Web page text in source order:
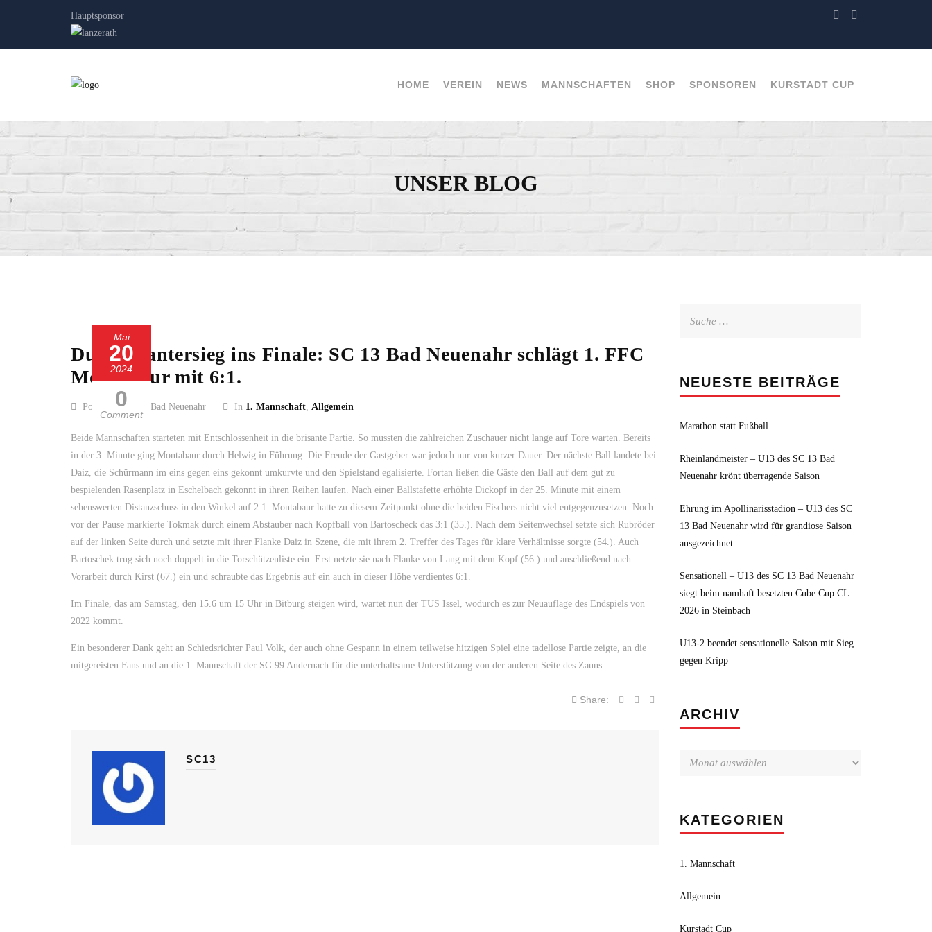
Hauptsponsor
HOME VEREIN NEWS MANNSCHAFTEN SHOP SPONSOREN KURSTADT CUP
UNSER BLOG
Mai
20
2024
0
Comment
Durch Kantersieg ins Finale: SC 13 Bad Neuenahr schlägt 1. FFC
Montabaur mit 6:1.
Posted by SC 13 Bad Neuenahr In 1. Mannschaft, Allgemein
Beide Mannschaften starteten mit Entschlossenheit in die brisante Partie. So mussten die zahlreichen Zuschauer nicht lange auf Tore warten. Bereits
in der 3. Minute ging Montabaur durch Helwig in Führung. Die Freude der Gastgeber war jedoch nur von kurzer Dauer. Der nächste Ball landete bei
Daiz, die Schürmann im eins gegen eins gekonnt umkurvte und den Spielstand egalisierte. Fortan ließen die Gäste den Ball auf dem gut zu
bespielenden Rasenplatz in Eschelbach gekonnt in ihren Reihen laufen. Nach einer Ballstafette erhöhte Dickopf in der 25. Minute mit einem
sehenswerten Distanzschuss in den Winkel auf 2:1. Montabaur hatte zu diesem Zeitpunkt ohne die beiden Fischers nicht viel entgegenzusetzen. Noch
vor der Pause markierte Tokmak durch einem Abstauber nach Kopfball von Bartoscheck das 3:1 (35.). Nach dem Seitenwechsel setzte sich Rubröder
auf der linken Seite durch und setzte mit ihrer Flanke Daiz in Szene, die mit ihrem 2. Treffer des Tages für klare Verhältnisse sorgte (54.). Auch
Bartoschek trug sich noch doppelt in die Torschützenliste ein. Erst netzte sie nach Flanke von Lang mit dem Kopf (56.) und anschließend nach
Vorarbeit durch Kirst (67.) ein und schraubte das Ergebnis auf ein auch in dieser Höhe verdientes 6:1.
Im Finale, das am Samstag, den 15.6 um 15 Uhr in Bitburg steigen wird, wartet nun der TUS Issel, wodurch es zur Neuauflage des Endspiels von
2022 kommt.
Ein besonderer Dank geht an Schiedsrichter Paul Volk, der auch ohne Gespann in einem teilweise hitzigen Spiel eine tadellose Partie zeigte, an die
mitgereisten Fans und an die 1. Mannschaft der SG 99 Andernach für die unterhaltsame Unterstützung von der anderen Seite des Zauns.
Share:
SC13
NEUESTE BEITRÄGE
Marathon statt Fußball
Rheinlandmeister – U13 des SC 13 Bad
Neuenahr krönt überragende Saison
Ehrung im Apollinarisstadion – U13 des SC
13 Bad Neuenahr wird für grandiose Saison
ausgezeichnet
Sensationell – U13 des SC 13 Bad Neuenahr
siegt beim namhaft besetzten Cube Cup CL
2026 in Steinbach
U13-2 beendet sensationelle Saison mit Sieg
gegen Kripp
ARCHIV
KATEGORIEN
1. Mannschaft
Allgemein
Kurstadt Cup